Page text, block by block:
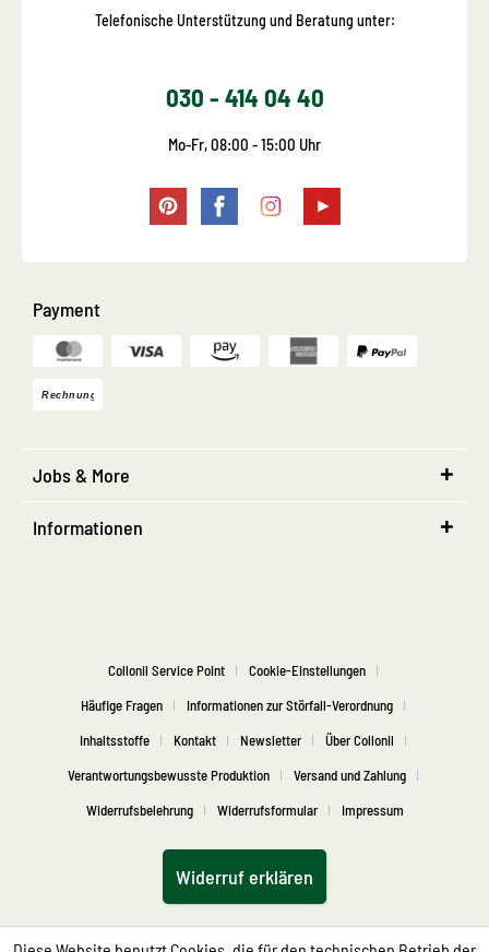
Telefonische Unterstützung und Beratung unter:
030 - 414 04 40
Mo-Fr, 08:00 - 15:00 Uhr
Payment
Jobs & More
Informationen
Collonil Service Point
Cookie-Einstellungen
Häufige Fragen
Informationen zur Störfall-Verordnung
Inhaltsstoffe
Kontakt Newsletter
Über Collonil
Verantwortungsbewusste Produktion
Versand und Zahlung
Widerrufsbelehrung
Widerrufsformular Impressum
Widerruf erklären